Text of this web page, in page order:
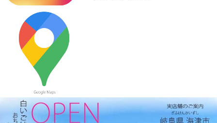
2023/10/12
≪新着商品≫ 波佐見焼のアイテム新入荷しました♪ころころぱす
てるボーダーカップなど
2023/9/21
≪おすすめ≫ もうすぐ新米の季節
碗、入荷してます♪
2023/9/7